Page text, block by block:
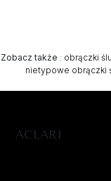
Zobacz także : obrączki
nietypowe obrączki
ACLARI